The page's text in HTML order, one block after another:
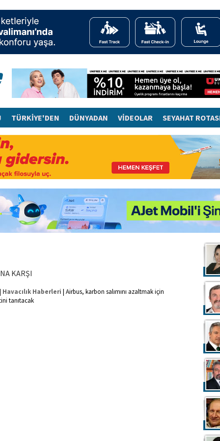
TÜRKİYE'DEN DÜNYADAN VİDEOLAR SEYAHAT
KARŞI
Havacılık Haberleri | Airbus, karbon salımını azaltmak için
tanıtacak